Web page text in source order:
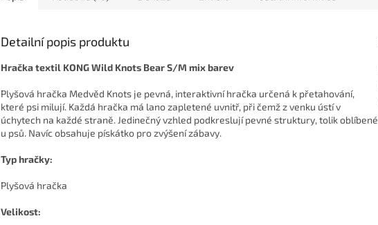
Detailní popis produktu
Hračka textil KONG Wild Knots Bear S/M mix barev
Plyšová hračka Medvěd Knots je pevná, interaktivní hračka určená k přetahování,
které psi milují. Každá hračka má lano zapletené uvnitř, při čemž z venku ústí v
úchytech na každé straně. Jedinečný vzhled podkreslují pevné struktury, tolik oblíbené
u psů. Navíc obsahuje pískátko pro zvýšení zábavy.
Typ hračky:
Plyšová hračka
Velikost: